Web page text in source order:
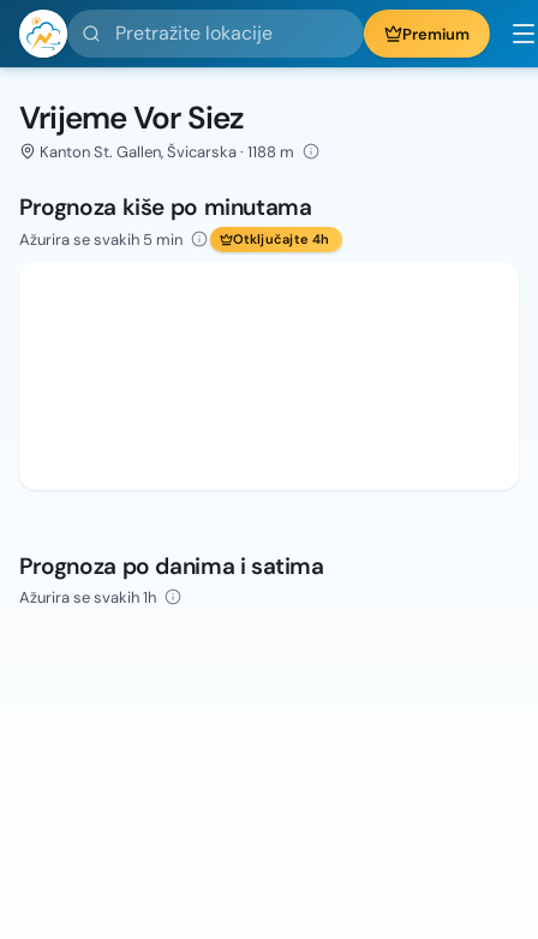
Pretražite lokacije Premium
Vrijeme Vor Siez
Kanton St. Gallen, Švicarska · 1188 m
Prognoza kiše po minutama
Ažurira se svakih 5 min Otključajte 4h
Prognoza po danima i satima
Ažurira se svakih 1h